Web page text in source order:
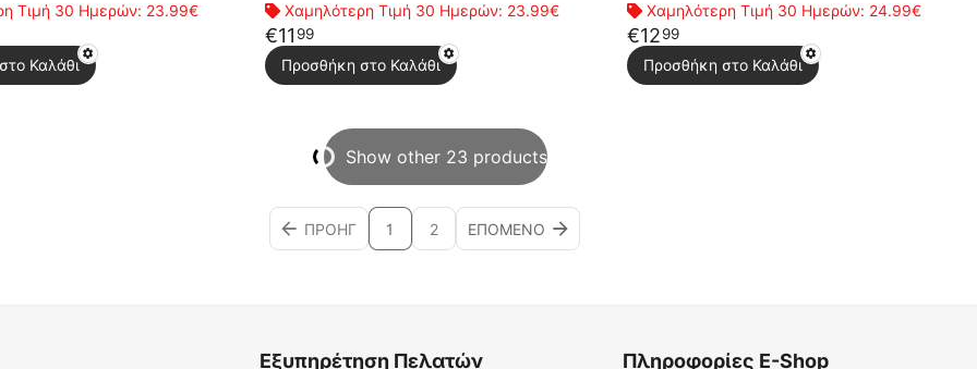
Τιμή 30 Ημερών: 23.99€
Καλάθι
Χαμηλότερη Τιμή 30 Ημερών: 23.99€
€11 99
Προσθήκη στο Καλάθι
Χαμηλότερη Τιμή 30 Ημερών: 24.99€
€1299
Προσθήκη στο Καλάθι
Show other 23 products
ΠΡΟΗΓ 1 2 ΕΠΌΜΕΝΟ
Εξυπηρέτηση Πελατών Πληροφορίες E-Shop